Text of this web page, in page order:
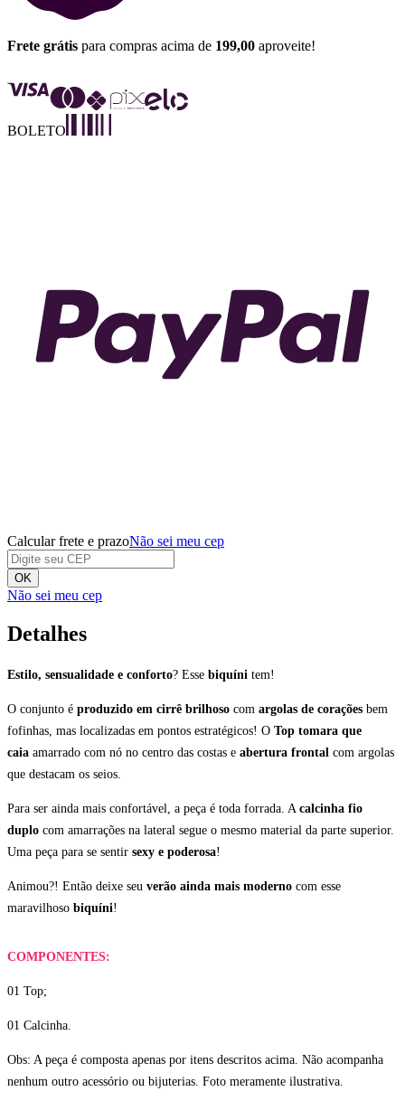
Frete grátis para compras acima de 199,00 aproveite!
BOLETO
Calcular frete e prazoNão sei meu cep
OK
Não sei meu cep
Detalhes
Estilo, sensualidade e conforto? Esse biquíni tem!
O conjunto é produzido em cirrê brilhoso com argolas de corações bem
fofinhas, mas localizadas em pontos estratégicos! O Top tomara que
caia amarrado com nó no centro das costas e abertura frontal com argolas
que destacam os seios.
Para ser ainda mais confortável, a peça é toda forrada. A calcinha fio
duplo com amarrações na lateral segue o mesmo material da parte superior.
Uma peça para se sentir sexy e poderosa!
Animou?! Então deixe seu verão ainda mais moderno com esse
maravilhoso biquíni!
COMPONENTES:
01 Top;
01 Calcinha.
Obs: A peça é composta apenas por itens descritos acima. Não acompanha
nenhum outro acessório ou bijuterias. Foto meramente ilustrativa.